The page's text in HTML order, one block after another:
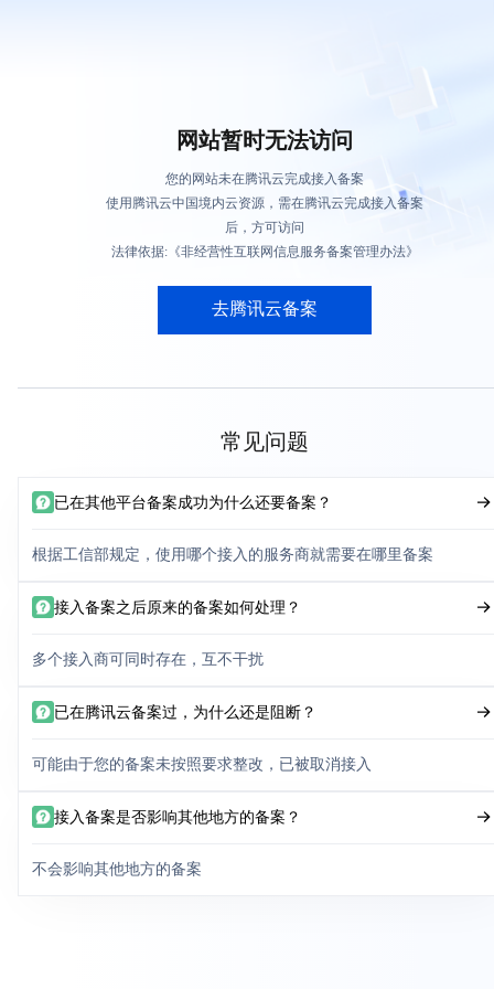
网站暂时无法访问
您的网站未在腾讯云完成接入备案
使用腾讯云中国境内云资源，需在腾讯云完成接入备案
后，方可访问
法律依据:《非经营性互联网信息服务备案管理办法》
去腾讯云备案
常见问题
已在其他平台备案成功为什么还要备案？
根据工信部规定，使用哪个接入的服务商就需要在哪里备案
接入备案之后原来的备案如何处理？
多个接入商可同时存在，互不干扰
已在腾讯云备案过，为什么还是阻断？
可能由于您的备案未按照要求整改，已被取消接入
接入备案是否影响其他地方的备案？
不会影响其他地方的备案